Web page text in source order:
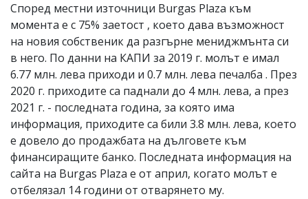
Според местни източници Burgas Plaza към
момента е с 75% заетост , което дава възможност
на новия собственик да разгърне мениджмънта си
в него. По данни на КАПИ за 2019 г. молът е имал
6.77 млн. лева приходи и 0.7 млн. лева печалба . През
2020 г. приходите са паднали до 4 млн. лева, а през
2021 г. - последната година, за която има
информация, приходите са били 3.8 млн. лева, което
е довело до продажбата на дълговете към
финансиращите банко. Последната информация на
сайта на Burgas Plaza е от април, когато молът е
отбелязал 14 години от отварянето му.